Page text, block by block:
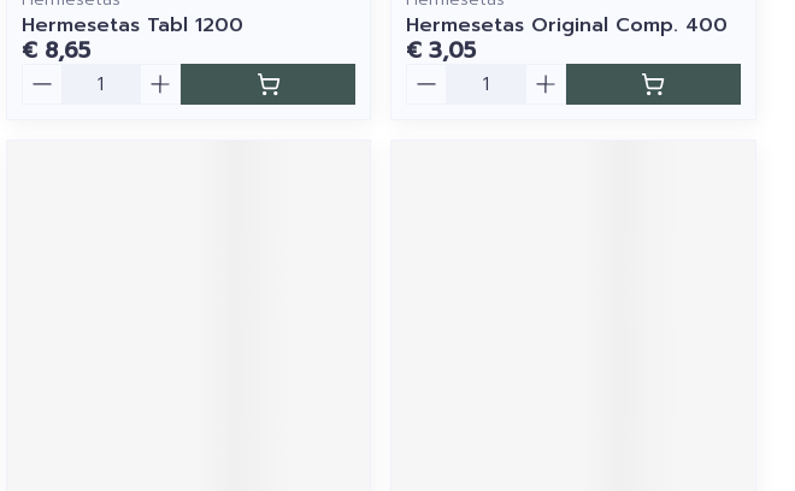
Hermesetas Tabl 1200
€ 8,65
Hermesetas Original Comp. 400
€ 3,05